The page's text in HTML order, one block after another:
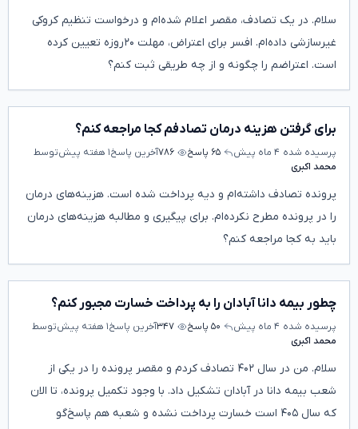
سلام. در یک تصادف، مقصر اعلام شده‌ام و درخواست تنظیم کروکی
غیرسازشی داده‌ام. افسر برای اعتراض، مهلت ۲۰‌روزه تعیین کرده
است. اعتراضم را چگونه و از چه طریقی ثبت کنم؟
برای گرفتن هزینه درمان تصادفم کجا مراجعه کنم؟
پرسیده شده ۴ ماه پیش ۶۵ پاسخ ۷۸۶آخرین پاسخ۱ هفته پیش
توسط
محمد اکبری
پرونده تصادف داشته‌ام و دیه پرداخت شده است. هزینه‌های درمان
را در پرونده مطرح نکرده‌ام. برای پیگیری و مطالبه هزینه‌های درمان
باید به کجا مراجعه کنم؟
چطور بیمه دانا آبادان را به پرداخت خسارت مجبور کنم؟
پرسیده شده ۴ ماه پیش ۵۰ پاسخ ۳۴۷آخرین پاسخ۱ هفته پیش
توسط
محمد اکبری
سلام. من در سال ۴۰۲ تصادف کردم و مقصر پرونده را در یکی از
شعب بیمه دانا در آبادان تشکیل داد. با وجود تکمیل پرونده، تا الان
که سال ۴۰۵ است خسارت پرداخت نشده و شعبه هم پاسخ‌گو